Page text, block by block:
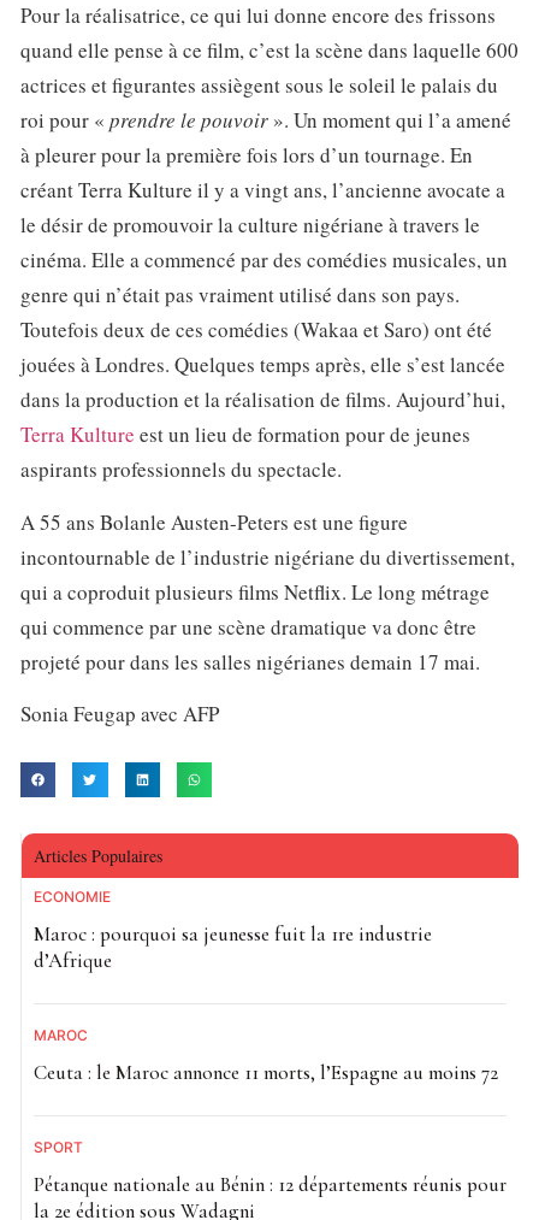
Pour la réalisatrice, ce qui lui donne encore des frissons
quand elle pense à ce film, c’est la scène dans laquelle 600
actrices et figurantes assiègent sous le soleil le palais du
roi pour « prendre le pouvoir ». Un moment qui l’a amené
à pleurer pour la première fois lors d’un tournage. En
créant Terra Kulture il y a vingt ans, l’ancienne avocate a
le désir de promouvoir la culture nigériane à travers le
cinéma. Elle a commencé par des comédies musicales, un
genre qui n’était pas vraiment utilisé dans son pays.
Toutefois deux de ces comédies (Wakaa et Saro) ont été
jouées à Londres. Quelques temps après, elle s’est lancée
dans la production et la réalisation de films. Aujourd’hui,
Terra Kulture est un lieu de formation pour de jeunes
aspirants professionnels du spectacle.
A 55 ans Bolanle Austen-Peters est une figure
incontournable de l’industrie nigériane du divertissement,
qui a coproduit plusieurs films Netflix. Le long métrage
qui commence par une scène dramatique va donc être
projeté pour dans les salles nigérianes demain 17 mai.
Sonia Feugap avec AFP
Articles Populaires
ECONOMIE
Maroc : pourquoi sa jeunesse fuit la 1re industrie
d’Afrique
MAROC
Ceuta : le Maroc annonce 11 morts, l’Espagne au moins 72
SPORT
Pétanque nationale au Bénin : 12 départements réunis pour
la 2e édition sous Wadagni